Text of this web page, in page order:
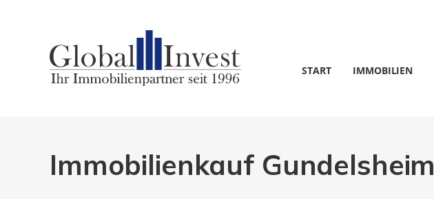
START IMMOBILIEN
Immobilienkauf Gundelsheim